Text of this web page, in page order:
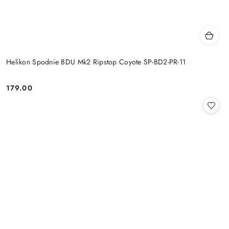
Helikon Spodnie BDU Mk2 Ripstop Coyote SP-BD2-PR-11
Cena:
179.00